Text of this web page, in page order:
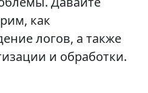
как
логов, а также
и обработки.